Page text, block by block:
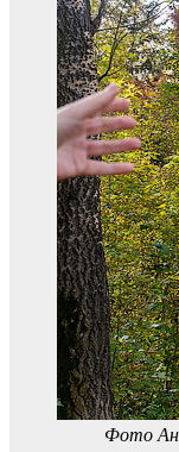
Фото